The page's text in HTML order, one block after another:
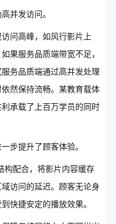
并发访问。
问高峰，如风行影片上
果服务品质端带宽不足，
务品质端通过高并发处理
然保持流畅。某教育载体
承载了上百万学员的同时
步提升了顾客体验。
构配合，将影片内容缓存
访问的延迟。顾客无论身
快捷安定的播放效果。